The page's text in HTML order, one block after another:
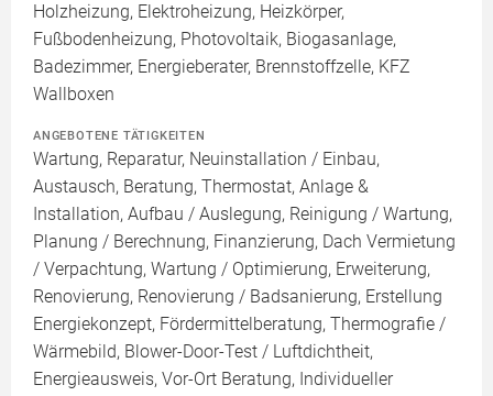
Holzheizung, Elektroheizung, Heizkörper,
Fußbodenheizung, Photovoltaik, Biogasanlage,
Badezimmer, Energieberater, Brennstoffzelle, KFZ
Wallboxen
ANGEBOTENE TÄTIGKEITEN
Wartung, Reparatur, Neuinstallation / Einbau,
Austausch, Beratung, Thermostat, Anlage &
Installation, Aufbau / Auslegung, Reinigung / Wartung,
Planung / Berechnung, Finanzierung, Dach Vermietung
/ Verpachtung, Wartung / Optimierung, Erweiterung,
Renovierung, Renovierung / Badsanierung, Erstellung
Energiekonzept, Fördermittelberatung, Thermografie /
Wärmebild, Blower-Door-Test / Luftdichtheit,
Energieausweis, Vor-Ort Beratung, Individueller